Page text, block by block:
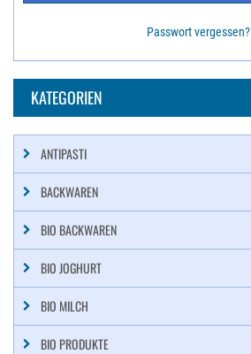
Passwort vergessen?
KATEGORIEN
ANTIPASTI
BACKWAREN
BIO BACKWAREN
BIO JOGHURT
BIO MILCH
BIO PRODUKTE